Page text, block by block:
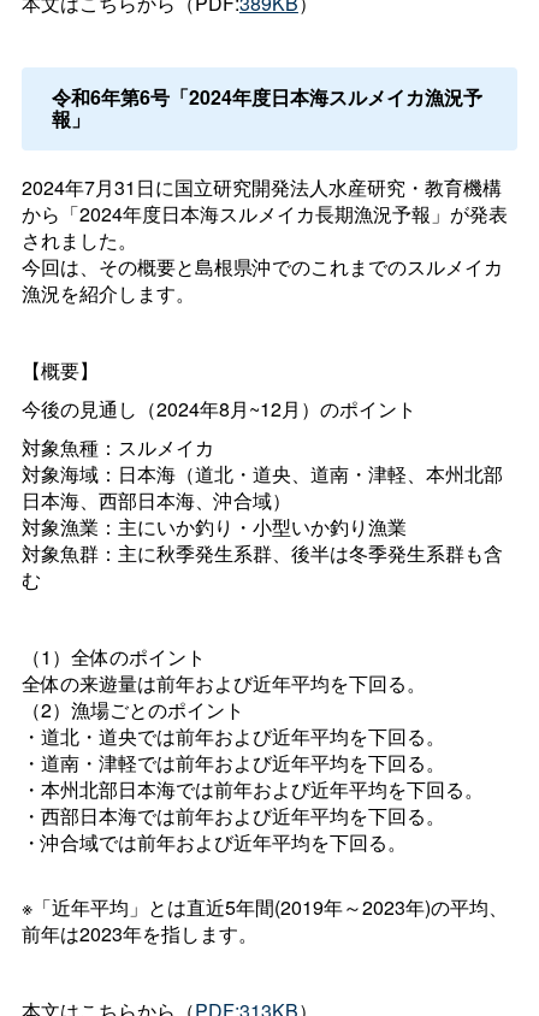
令和6年第6号「2024年度日本海スルメイカ漁況予
報」
2024年7月31日に国立研究開発法人水産研究・教育機構
から「2024年度日本海スルメイカ長期漁況予報」が発表
されました。
今回は、その概要と島根県沖でのこれまでのスルメイカ
漁況を紹介します。
【概要】
今後の見通し（2024年8月~12月）のポイント
対象魚種：スルメイカ
対象海域：日本海（道北・道央、道南・津軽、本州北部
日本海、西部日本海、沖合域）
対象漁業：主にいか釣り・小型いか釣り漁業
対象魚群：主に秋季発生系群、後半は冬季発生系群も含
む
（1）全体のポイント
全体の来遊量は前年および近年平均を下回る。
（2）漁場ごとのポイント
・道北・道央では前年および近年平均を下回る。
・道南・津軽では前年および近年平均を下回る。
・本州北部日本海では前年および近年平均を下回る。
・西部日本海では前年および近年平均を下回る。
・沖合域では前年および近年平均を下回る。
※「近年平均」とは直近5年間(2019年～2023年)の平均、
前年は2023年を指します。